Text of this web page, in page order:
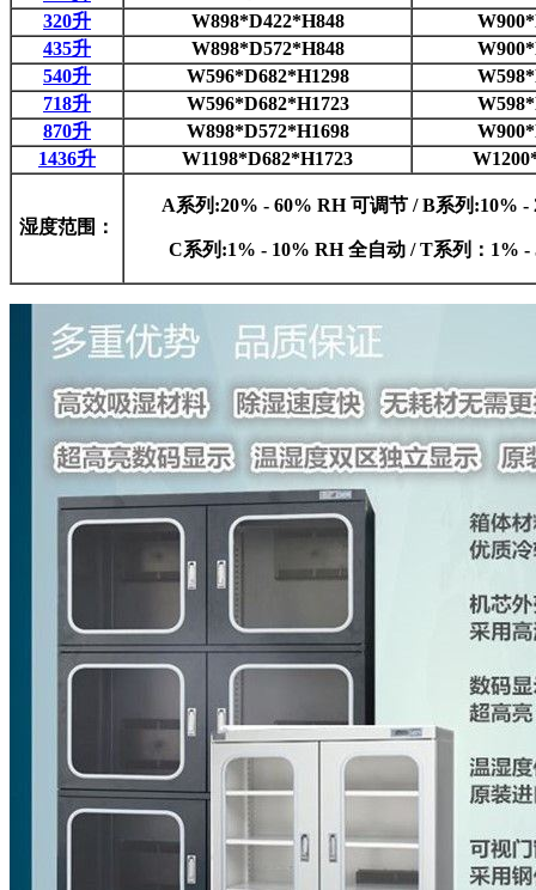
320升
W898*D422*H848
435升
W898*D572*H848
540升
W596*D682*H1298
718升
W596*D682*H1723
870升
W898*D572*H1698
1436升
W1198*D682*H1723
湿度范围：
A系列:20% - 60% RH 可调节 / B系列:10% -
C系列:1% - 10% RH 全自动 / T系列：1%